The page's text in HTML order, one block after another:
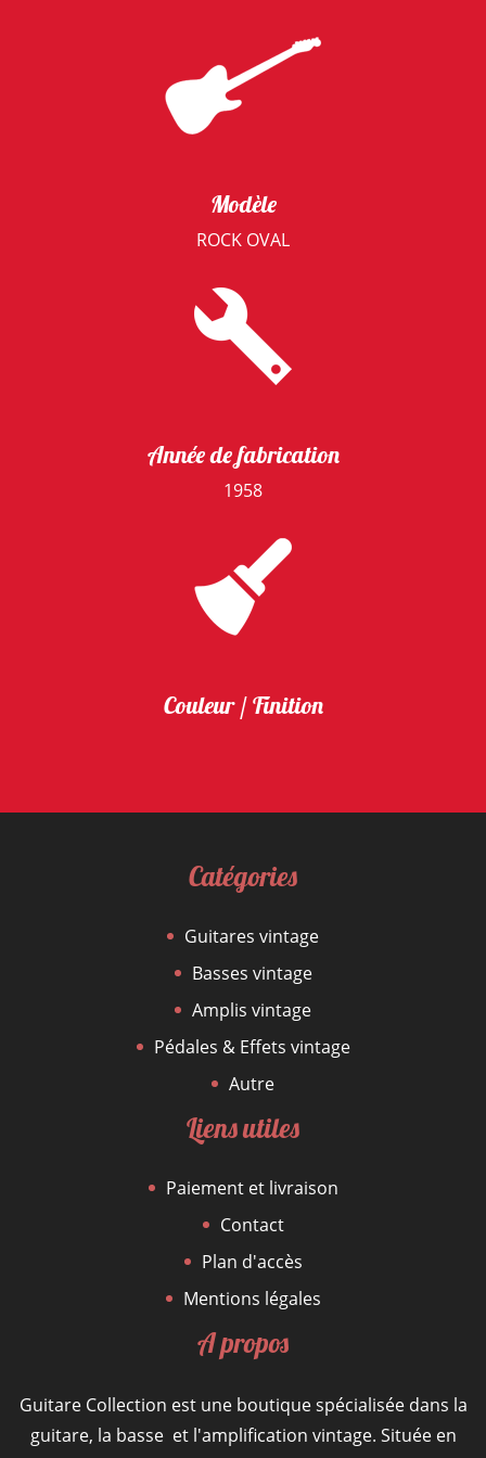
Modèle
ROCK OVAL
Année de fabrication
1958
Couleur / Finition
Catégories
Guitares vintage
Basses vintage
Amplis vintage
Pédales & Effets vintage
Autre
Liens utiles
Paiement et livraison
Contact
Plan d'accès
Mentions légales
A propos
Guitare Collection est une boutique spécialisée dans la
guitare, la basse et l'amplification vintage. Située en